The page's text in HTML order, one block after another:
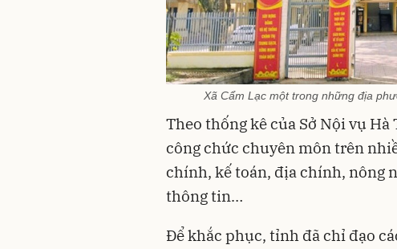
Xã Cẩm Lạc một trong những địa
Theo thống kê của Sở Nội vụ
công chức chuyên môn trên
chính, kế toán, địa chính, nông
thông tin…
Để khắc phục, tỉnh đã chỉ đạo